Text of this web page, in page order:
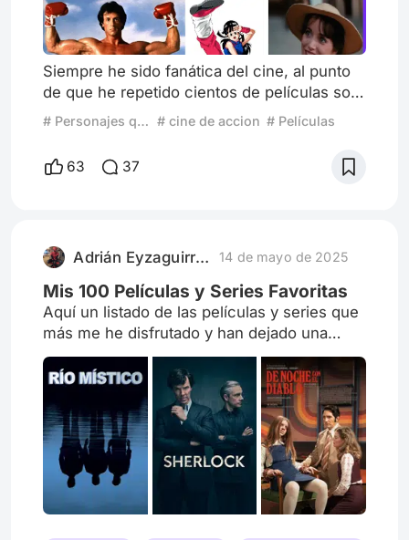
nos traigan propuestas atractivas,
bienvenidas sean.
Siempre he sido fanática del cine, al punto
de que he repetido cientos de películas solo
para analizarlas cuadro por cuadro y
encontrar errores, easter eggs, analizar más
a fondo etc, y es muy facil que llegue a
identificarme con algún personaje de alguna
en las películas
# Personajes que me representan # cine de accion # Películas
63 37
Adrián Eyzaguirre Sagastegui 14 de mayo de 2025
Mis 100 Películas y Series Favoritas
Aquí un listado de las películas y series que
más me he disfrutado y han dejado una
marca en mi